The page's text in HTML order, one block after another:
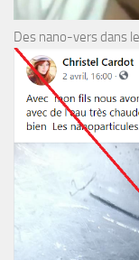
Des nano-vers dans